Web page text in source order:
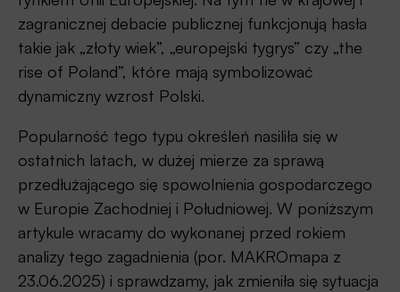
zagranicznej debacie publicznej funkcjonują hasła
takie jak „złoty wiek”, „europejski tygrys” czy „the
rise of Poland”, które mają symbolizować
dynamiczny wzrost Polski.
Popularność tego typu określeń nasiliła się w
ostatnich latach, w dużej mierze za sprawą
przedłużającego się spowolnienia gospodarczego
w Europie Zachodniej i Południowej. W poniższym
artykule wracamy do wykonanej przed rokiem
analizy tego zagadnienia (por. MAKROmapa z
23.06.2025) i sprawdzamy, jak zmieniła się sytuacja